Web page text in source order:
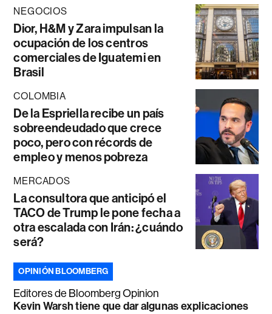
NEGOCIOS
Dior, H&M y Zara impulsan la
ocupación de los centros
comerciales de Iguatemi en
Brasil
COLOMBIA
De la Espriella recibe un país
sobreendeudado que crece
poco, pero con récords de
empleo y menos pobreza
MERCADOS
La consultora que anticipó el
TACO de Trump le pone fecha a
otra escalada con Irán: ¿cuándo
será?
OPINIÓN BLOOMBERG
Editores de Bloomberg Opinion
Kevin Warsh tiene que dar algunas explicaciones